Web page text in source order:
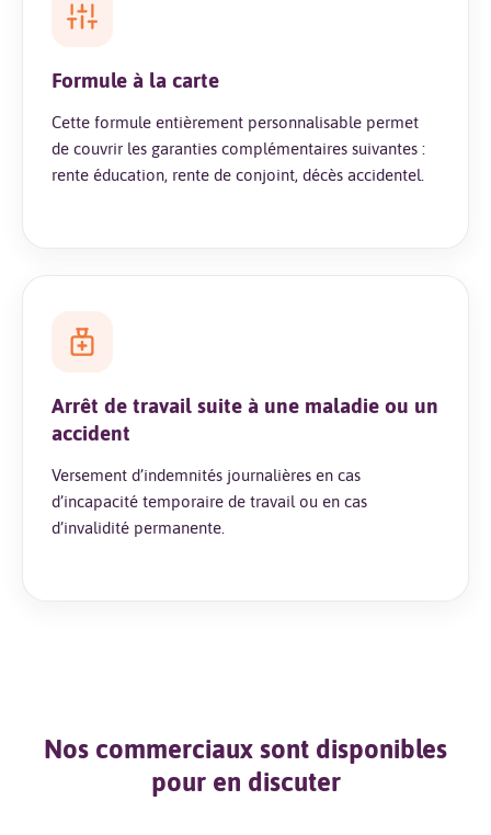
Formule à la carte
Cette formule entièrement personnalisable permet
de couvrir les garanties complémentaires suivantes :
rente éducation, rente de conjoint, décès accidentel.
Arrêt de travail suite à une maladie ou un
accident
Versement d’indemnités journalières en cas
d’incapacité temporaire de travail ou en cas
d’invalidité permanente.
Nos commerciaux sont disponibles
pour en discuter